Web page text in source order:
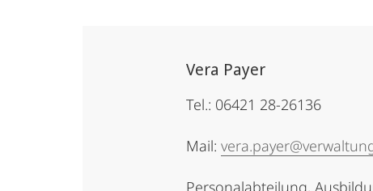
Vera Payer
Tel.: 06421 28-26136
Mail:
Personalabteilung,